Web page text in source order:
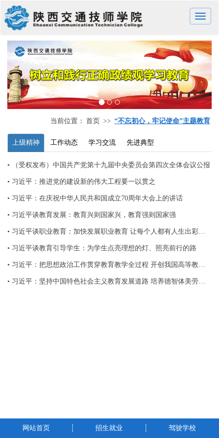
Toggle
当前位置： 首页 >> “不忘初心，牢记使命”主题教育
上级精神 工作动态 学习交流 先进典型
• （受权发布）中国共产党第十九届中央委员会第四次全体会议公报
• 习近平：推进党的建设新的伟大工程要一以贯之
• 习近平：在庆祝中华人民共和国成立70周年大会上的讲话
• 习近平谈教育发展：教育兴则国家兴，教育强则国家强
• 习近平谈教育引导学生：为学生点亮理想的灯、照亮前行的路
网站首页 招生就业 驾驶学校